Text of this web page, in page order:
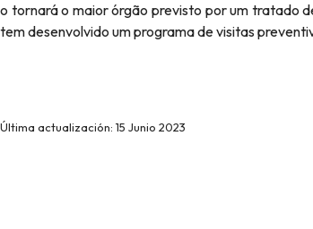
o tornará o maior órgão previsto por um tratado
tem desenvolvido um programa de visitas
Última actualización: 15 Junio 2023